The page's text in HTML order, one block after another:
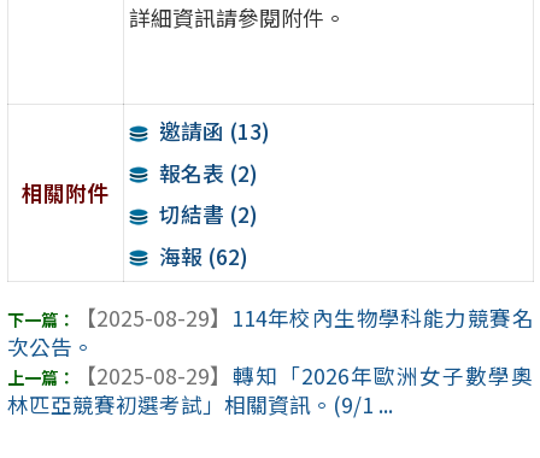
詳細資訊請參閱附件。
相關附件
邀請函 (13)
報名表 (2)
切結書 (2)
海報 (62)
【2025-08-29】 114年校內生物學科能力競賽名
次公告。
【2025-08-29】 轉知「2026年歐洲女子數學奧
林匹亞競賽初選考試」相關資訊。(9/1 ...